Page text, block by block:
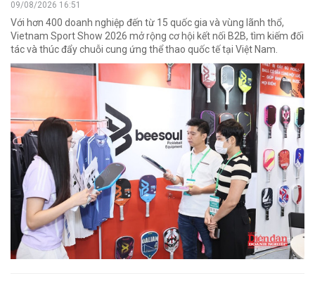
09/08/2026 16:51
Với hơn 400 doanh nghiệp đến từ 15 quốc gia và vùng lãnh thổ,
Vietnam Sport Show 2026 mở rộng cơ hội kết nối B2B, tìm kiếm đối
tác và thúc đẩy chuỗi cung ứng thể thao quốc tế tại Việt Nam.